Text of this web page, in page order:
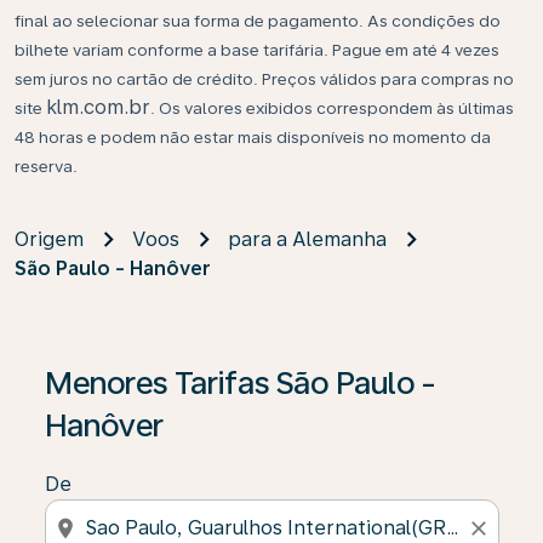
final ao selecionar sua forma de pagamento. As condições do
bilhete variam conforme a base tarifária. Pague em até 4 vezes
sem juros no cartão de crédito. Preços válidos para compras no
site klm.com.br . Os valores exibidos correspondem às últimas
48 horas e podem não estar mais disponíveis no momento da
reserva.
Origem Voos
para a Alemanha
São Paulo - Hanôver
Menores Tarifas São Paulo -
Hanôver
De
location_on close